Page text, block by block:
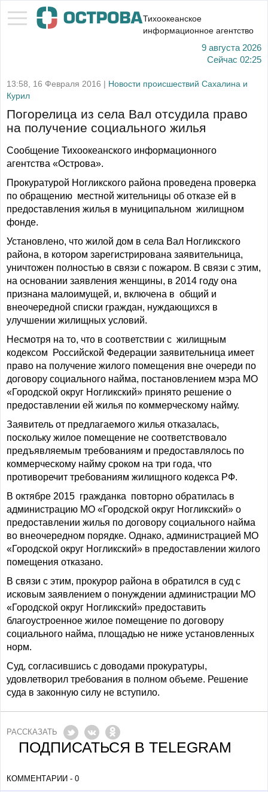
Тихоокеанское
информационное агентство
9 августа 2026
Сейчас 02:25
13:58, 16 Февраля 2016 | Новости происшествий Сахалина и
Курил
Погорелица из села Вал отсудила право
на получение социального жилья
Сообщение Тихоокеанского информационного
агентства «Острова».
Прокуратурой Ногликского района проведена проверка
по обращению местной жительницы об отказе ей в
предоставления жилья в муниципальном жилищном
фонде.
Установлено, что жилой дом в села Вал Ногликского
района, в котором зарегистрирована заявительница,
уничтожен полностью в связи с пожаром. В связи с этим,
на основании заявления женщины, в 2014 году она
признана малоимущей, и, включена в общий и
внеочередной списки граждан, нуждающихся в
улучшении жилищных условий.
Несмотря на то, что в соответствии с жилищным
кодексом Российской Федерации заявительница имеет
право на получение жилого помещения вне очереди по
договору социального найма, постановлением мэра МО
«Городской округ Ногликский» принято решение о
предоставлении ей жилья по коммерческому найму.
Заявитель от предлагаемого жилья отказалась,
поскольку жилое помещение не соответствовало
предъявляемым требованиям и предоставлялось по
коммерческому найму сроком на три года, что
противоречит требованиям жилищного кодекса РФ.
В октябре 2015 гражданка повторно обратилась в
администрацию МО «Городской округ Ногликский» о
предоставлении жилья по договору социального найма
во внеочередном порядке. Однако, администрацией МО
«Городской округ Ногликский» в предоставлении жилого
помещения отказано.
В связи с этим, прокурор района в обратился в суд с
исковым заявлением о понуждении администрации МО
«Городской округ Ногликский» предоставить
благоустроенное жилое помещение по договору
социального найма, площадью не ниже установленных
норм.
Суд, согласившись с доводами прокуратуры,
удовлетворил требования в полном объеме. Решение
суда в законную силу не вступило.
РАССКАЗАТЬ
ПОДПИСАТЬСЯ В TELEGRAM
КОММЕНТАРИИ - 0